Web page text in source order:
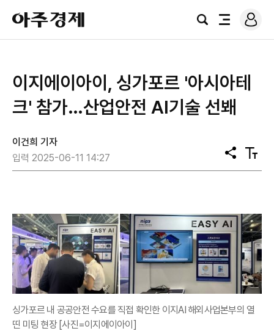
아
주
경
검
전
로
그
이지에이아이, 싱가포르 '아시아테
크' 참가…산업안전 AI기술 선봬
이건희 기자
입력 2025-06-11 14:27
공
유
텍
스
싱가포르 내 공공안전 수요를 직접 확인한 이지AI 해외사업본부의 열
띤 미팅 현장 [사진=이지에이아이]